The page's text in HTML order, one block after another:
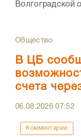
Волгоградской
Общество
В ЦБ
счета
06.08.202607:52
Комментарии